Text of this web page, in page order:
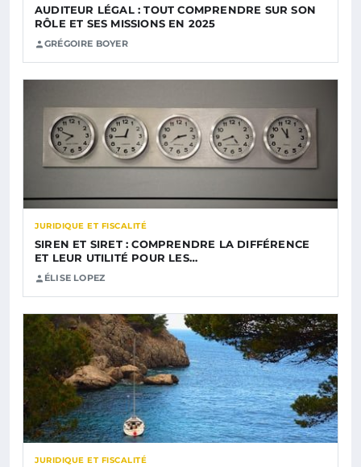
AUDITEUR LÉGAL : TOUT COMPRENDRE SUR SON
RÔLE ET SES MISSIONS EN 2025
GRÉGOIRE BOYER
JURIDIQUE ET FISCALITÉ
SIREN ET SIRET : COMPRENDRE LA DIFFÉRENCE
ET LEUR UTILITÉ POUR LES…
ÉLISE LOPEZ
JURIDIQUE ET FISCALITÉ